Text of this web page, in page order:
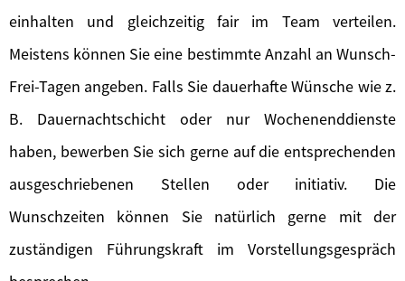
einhalten und gleichzeitig fair im Team verteilen.
Meistens können Sie eine bestimmte Anzahl an Wunsch-
Frei-Tagen angeben. Falls Sie dauerhafte Wünsche wie z.
B. Dauernachtschicht oder nur Wochenenddienste
haben, bewerben Sie sich gerne auf die entsprechenden
ausgeschriebenen Stellen oder initiativ. Die
Wunschzeiten können Sie natürlich gerne mit der
zuständigen Führungskraft im Vorstellungsgespräch